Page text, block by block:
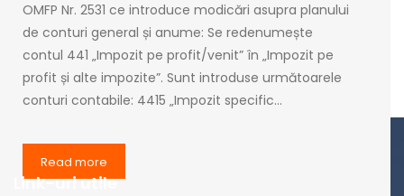
OMFP Nr. 2531 ce introduce modicări asupra planului
de conturi general și anume: Se redenumește
contul 441 „Impozit pe profit/venit” în „Impozit pe
profit și alte impozite”. Sunt introduse următoarele
conturi contabile: 4415 „Impozit specific…
Read more
Link-uri utile